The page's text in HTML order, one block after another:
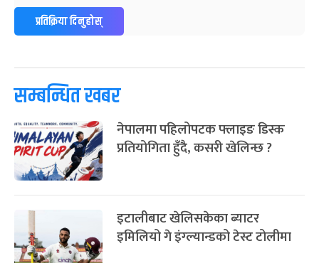
ग्याल्पो ल्होसार
फाल्गुन २५, २०८३
७ पूर्णिमा व्रत ७ महिना बाँकी
८
सोम चैत्र ८, २०८३-Mar 22, 2027
प्रतिक्रिया दिनुहोस्
सम्बन्धित खबर
नेपालमा पहिलोपटक फ्लाइङ डिस्क
प्रतियोगिता हुँदै, कसरी खेलिन्छ ?
इटालीबाट खेलिसकेका ब्याटर
इमिलियो गे इंग्ल्यान्डको टेस्ट टोलीमा